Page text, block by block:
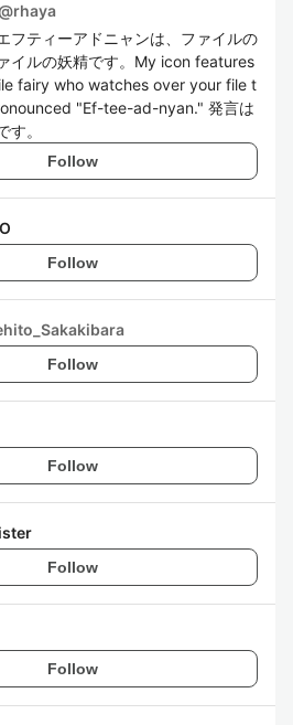
rhaya
フティーアドニャンは、ファイルの
イルの妖精です。My icon features
fairy who watches over your file t
"Ef-tee-ad-nyan." 発言は
す。
Follow
Follow
Follow
Follow
Follow
Follow